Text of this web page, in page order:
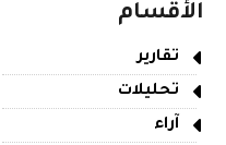
الأقسام
تقارير
تحليلات
آراء